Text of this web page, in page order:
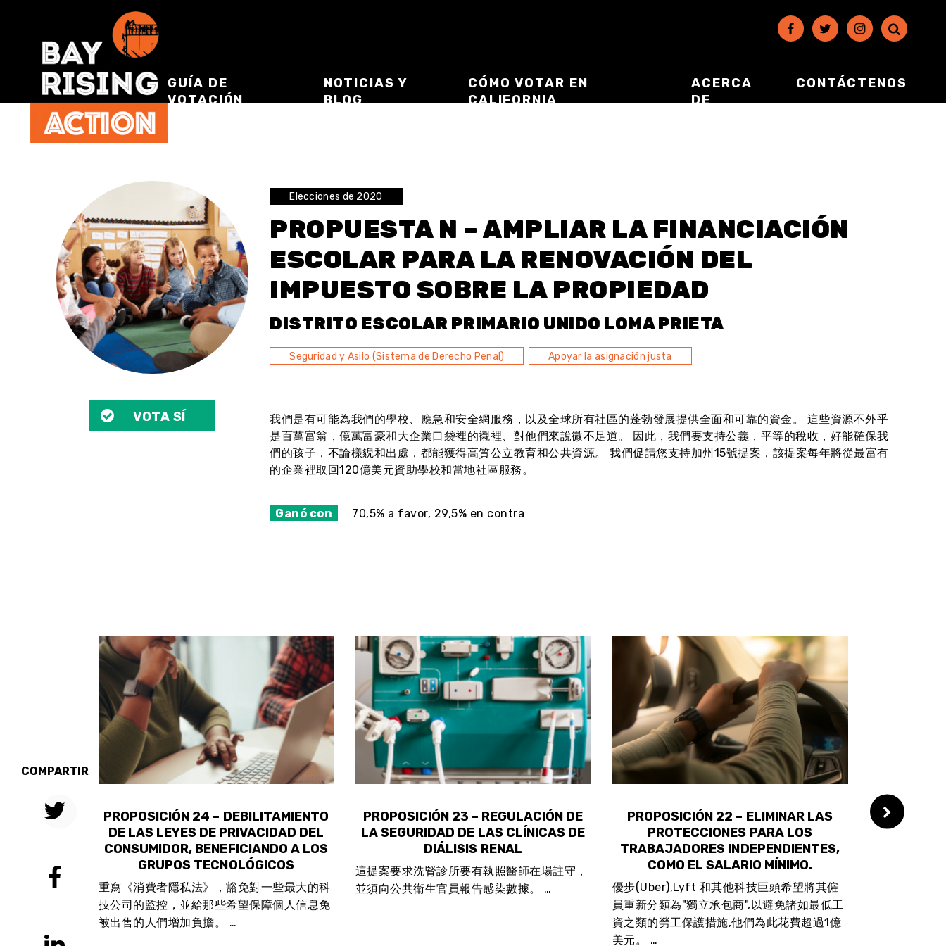
GUÍA DE
VOTACIÓN
NOTICIAS Y
BLOG
CÓMO VOTAR EN
CALIFORNIA
ACERCA
DE
CONTÁCTENOS
VOTA SÍ
Elecciones de 2020
PROPUESTA N – AMPLIAR LA FINANCIACIÓN
ESCOLAR PARA LA RENOVACIÓN DEL
IMPUESTO SOBRE LA PROPIEDAD
DISTRITO ESCOLAR PRIMARIO UNIDO LOMA PRIETA
Seguridad y Asilo (Sistema de Derecho Penal) Apoyar la asignación justa
我們是有可能為我們的學校、應急和安全網服務，以及全球所有社區的蓬勃發展提供全面和可靠的資金。 這些資源不外乎
是百萬富翁，億萬富豪和大企業口袋裡的襯裡、對他們來說微不足道。 因此，我們要支持公義，平等的稅收，好能確保我
們的孩子，不論樣貎和出處，都能獲得高質公立教育和公共資源。 我們促請您支持加州15號提案，該提案每年將從最富有
的企業裡取回120億美元資助學校和當地社區服務。
Ganó con 70,5% a favor, 29,5% en contra
COMPARTIR
UN
的方法取代
PROPOSICIÓN 24 – DEBILITAMIENTO
DE LAS LEYES DE PRIVACIDAD DEL
CONSUMIDOR, BENEFICIANDO A LOS
GRUPOS TECNOLÓGICOS
重寫《消費者隱私法》，豁免對一些最大的科
技公司的監控，並給那些希望保障個人信息免
被出售的人們增加負擔。 …
PROPOSICIÓN 23 – REGULACIÓN DE
LA SEGURIDAD DE LAS CLÍNICAS DE
DIÁLISIS RENAL
這提案要求洗腎診所要有執照醫師在場註守，
並須向公共衛生官員報告感染數據。 …
PROPOSICIÓN 22 – ELIMINAR LAS
PROTECCIONES PARA LOS
TRABAJADORES INDEPENDIENTES,
COMO EL SALARIO MÍNIMO.
優步(Uber),Lyft 和其他科技巨頭希望將其僱
員重新分類為"獨立承包商",以避免諸如最低工
資之類的勞工保護措施,他們為此花費超過1億
美元。 …